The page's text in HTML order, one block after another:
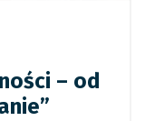
– od